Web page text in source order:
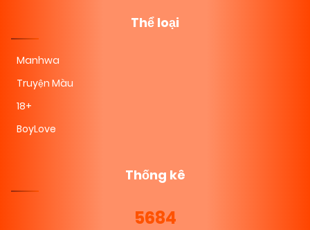
Thể loại
Manhwa
Truyện Màu
18+
BoyLove
Thống kê
5684